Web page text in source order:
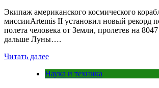
Экипаж американского космического
миссииArtemis II установил новый рекорд
полета человека от Земли, пролетев на
дальше Луны….
Читать далее
Наука и техника